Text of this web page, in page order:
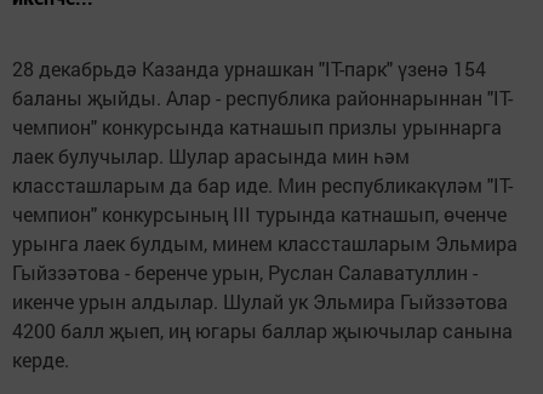
28 декабрьдә Казанда урнашкан "IT-парк" үзенә 154
баланы җыйды. Алар - республика районнарыннан "IT-
чемпион" конкурсында катнашып призлы урыннарга
лаек булучылар. Шулар арасында мин һәм
классташларым да бар иде. Мин республикакүләм "IT-
чемпион" конкурсының III турында катнашып, өченче
урынга лаек булдым, минем классташларым Эльмира
Гыйззәтова - беренче урын, Руслан Салаватуллин -
икенче урын алдылар. Шулай ук Эльмира Гыйззәтова
4200 балл җыеп, иң югары баллар җыючылар санына
керде.